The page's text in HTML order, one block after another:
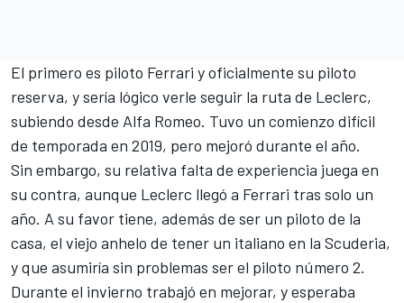
El primero es piloto Ferrari y oficialmente su piloto
reserva, y sería lógico verle seguir la ruta de Leclerc,
subiendo desde Alfa Romeo. Tuvo un comienzo difícil
de temporada en 2019, pero mejoró durante el año.
Sin embargo, su relativa falta de experiencia juega en
su contra, aunque Leclerc llegó a Ferrari tras solo un
año. A su favor tiene, además de ser un piloto de la
casa, el viejo anhelo de tener un italiano en la Scuderia,
y que asumiría sin problemas ser el piloto número 2.
Durante el invierno trabajó en mejorar, y esperaba